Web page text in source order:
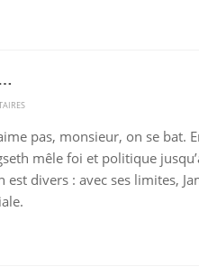
VIVRA
PAR
L’ÉPÉE…
pas, monsieur, on se bat.
mêle foi et politique
divers : avec ses limites,